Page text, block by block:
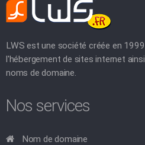
LWS est une société créée en
l'hébergement de sites internet
noms de domaine.
Nos services
Nom de domaine